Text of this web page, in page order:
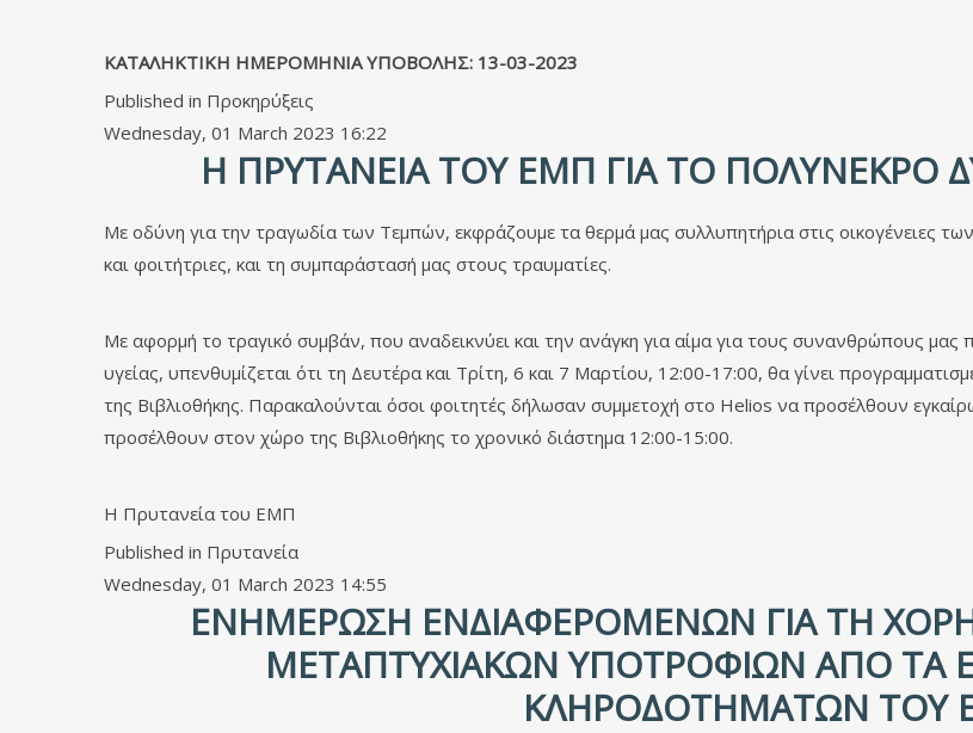
ΚΑΤΑΛΗΚΤΙΚΗ ΗΜΕΡΟΜΗΝΙΑ ΥΠΟΒΟΛΗΣ: 13-03-2023
Published in Προκηρύξεις
Wednesday, 01 March 2023 16:22
Η ΠΡΥΤΑΝΕΊΑ ΤΟΥ ΕΜΠ ΓΙΑ ΤΟ
Με οδύνη για την τραγωδία των Τεμπών, εκφράζουμε τα θερμά μας συλλυπητήρια στις οικογένειες
και φοιτήτριες, και τη συμπαράστασή μας στους τραυματίες.
Με αφορμή το τραγικό συμβάν, που αναδεικνύει και την ανάγκη για αίμα για τους συνανθρώπους
υγείας, υπενθυμίζεται ότι τη Δευτέρα και Τρίτη, 6 και 7 Μαρτίου, 12:00-17:00, θα γίνει
της Βιβλιοθήκης. Παρακαλούνται όσοι φοιτητές δήλωσαν συμμετοχή στο Helios να προσέλθουν
προσέλθουν στον χώρο της Βιβλιοθήκης το χρονικό διάστημα 12:00-15:00.
Η Πρυτανεία του ΕΜΠ
Published in Πρυτανεία
Wednesday, 01 March 2023 14:55
ΕΝΗΜΈΡΩΣΗ ΕΝΔΙΑΦΕΡΟΜΈΝΩΝ ΓΙΑ ΤΗ
ΜΕΤΑΠΤΥΧΙΑΚΏΝ ΥΠΟΤΡΟΦΙΏΝ ΑΠΌ ΤΑ
ΚΛΗΡΟΔΟΤΗΜΆΤΩΝ ΤΟΥ